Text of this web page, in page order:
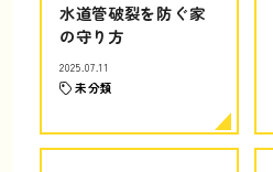
水道管破裂を防ぐ家
の守り方
2025.07.11
未分類